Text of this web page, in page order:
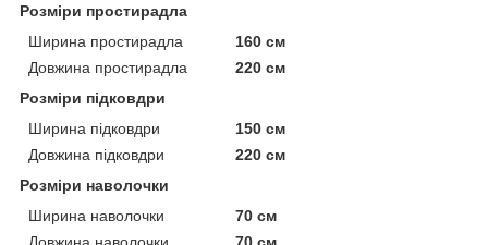
Розміри простирадла
Ширина простирадла
160 см
Довжина простирадла
220 см
Розміри підковдри
Ширина підковдри
150 см
Довжина підковдри
220 см
Розміри наволочки
Ширина наволочки
70 см
Довжина наволочки
70 см